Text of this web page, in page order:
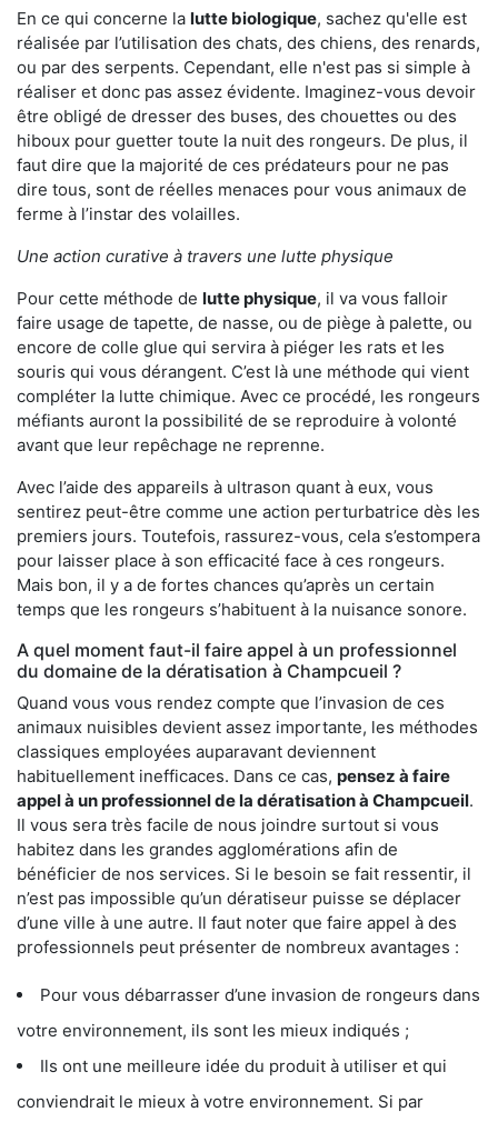
En ce qui concerne la lutte biologique, sachez qu'elle est
réalisée par l’utilisation des chats, des chiens, des renards,
ou par des serpents. Cependant, elle n'est pas si simple à
réaliser et donc pas assez évidente. Imaginez-vous devoir
être obligé de dresser des buses, des chouettes ou des
hiboux pour guetter toute la nuit des rongeurs. De plus, il
faut dire que la majorité de ces prédateurs pour ne pas
dire tous, sont de réelles menaces pour vous animaux de
ferme à l’instar des volailles.
Une action curative à travers une lutte physique
Pour cette méthode de lutte physique, il va vous falloir
faire usage de tapette, de nasse, ou de piège à palette, ou
encore de colle glue qui servira à piéger les rats et les
souris qui vous dérangent. C’est là une méthode qui vient
compléter la lutte chimique. Avec ce procédé, les rongeurs
méfiants auront la possibilité de se reproduire à volonté
avant que leur repêchage ne reprenne.
Avec l’aide des appareils à ultrason quant à eux, vous
sentirez peut-être comme une action perturbatrice dès les
premiers jours. Toutefois, rassurez-vous, cela s’estompera
pour laisser place à son efficacité face à ces rongeurs.
Mais bon, il y a de fortes chances qu’après un certain
temps que les rongeurs s’habituent à la nuisance sonore.
A quel moment faut-il faire appel à un professionnel
du domaine de la dératisation à Champcueil ?
Quand vous vous rendez compte que l’invasion de ces
animaux nuisibles devient assez importante, les méthodes
classiques employées auparavant deviennent
habituellement inefficaces. Dans ce cas, pensez à faire
appel à un professionnel de la dératisation à Champcueil.
Il vous sera très facile de nous joindre surtout si vous
habitez dans les grandes agglomérations afin de
bénéficier de nos services. Si le besoin se fait ressentir, il
n’est pas impossible qu’un dératiseur puisse se déplacer
d’une ville à une autre. Il faut noter que faire appel à des
professionnels peut présenter de nombreux avantages :
Pour vous débarrasser d’une invasion de rongeurs dans
votre environnement, ils sont les mieux indiqués ;
Ils ont une meilleure idée du produit à utiliser et qui
conviendrait le mieux à votre environnement. Si par